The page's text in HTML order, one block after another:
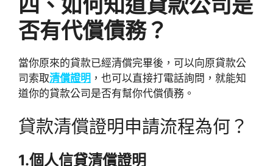
否有代償債務？
當你原來的貸款已經清償完畢後，可以向原貸款公
司索取清償證明 ，也可以直接打電話詢問，就能知
道你的貸款公司是否有幫你代償債務。
貸款清償證明申請流程為何？
1.個人信貸清償證明